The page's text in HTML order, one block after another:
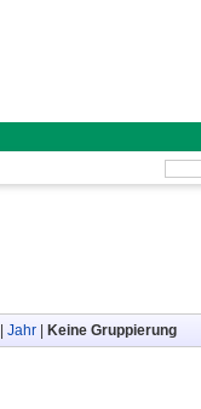
Jahr Keine Gruppierung